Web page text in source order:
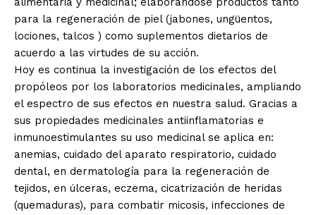
para la regeneración de piel (jabones, ungüentos,
lociones, talcos ) como suplementos dietarios de
acuerdo a las virtudes de su acción.
Hoy es continua la investigación de los efectos del
propóleos por los laboratorios medicinales, ampliando
el espectro de sus efectos en nuestra salud. Gracias a
sus propiedades medicinales antiinflamatorias e
inmunoestimulantes su uso medicinal se aplica en:
anemias, cuidado del aparato respiratorio, cuidado
dental, en dermatología para la regeneración de
tejidos, en úlceras, eczema, cicatrización de heridas
(quemaduras), para combatir micosis, infecciones de